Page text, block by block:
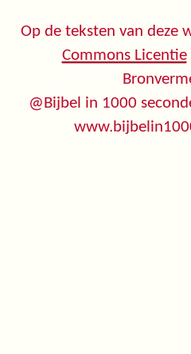
Op de teksten van deze
Commons Licentie
@Bijbel in 1000